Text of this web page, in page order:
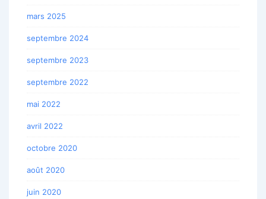
mars 2025
septembre 2024
septembre 2023
septembre 2022
mai 2022
avril 2022
octobre 2020
août 2020
juin 2020